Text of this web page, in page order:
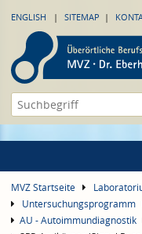
ENGLISH SITEMAP
MVZ Startseite
Untersuchungsprogramm
AU - Autoimmundiagnostik